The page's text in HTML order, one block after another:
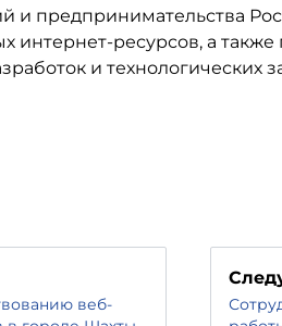
и предпринимательства
интернет-ресурсов, а
и технологических
веб-